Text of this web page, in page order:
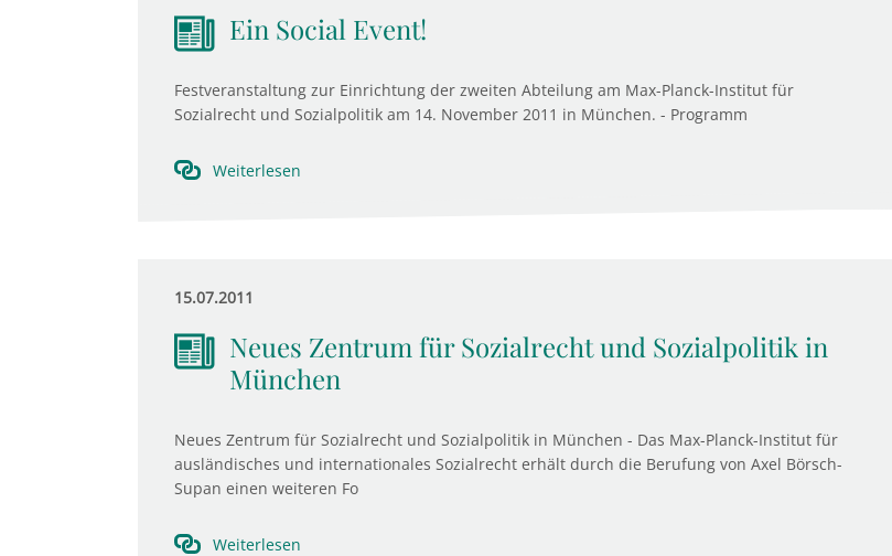
Ein Social Event!
Festveranstaltung zur Einrichtung der zweiten Abteilung am Max-Planck-Institut für
Sozialrecht und Sozialpolitik am 14. November 2011 in München. - Programm
Weiterlesen
15.07.2011
Neues Zentrum für Sozialrecht und Sozialpolitik in
München
Neues Zentrum für Sozialrecht und Sozialpolitik in München - Das Max-Planck-Institut für
ausländisches und internationales Sozialrecht erhält durch die Berufung von Axel Börsch-
Supan einen weiteren Fo
Weiterlesen